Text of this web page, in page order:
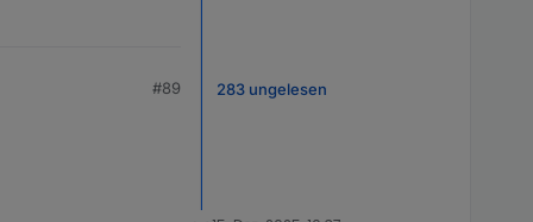
#89 283 ungelesen